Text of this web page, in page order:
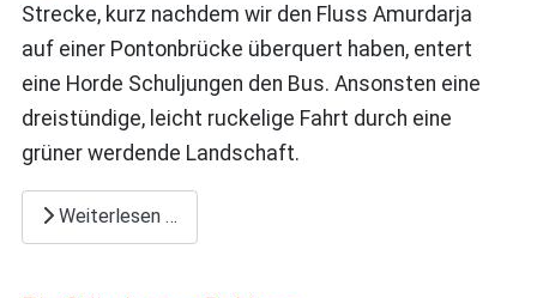
Strecke, kurz nachdem wir den Fluss Amurdarja
auf einer Pontonbrücke überquert haben, entert
eine Horde Schuljungen den Bus. Ansonsten eine
dreistündige, leicht ruckelige Fahrt durch eine
grüner werdende Landschaft.
Weiterlesen …